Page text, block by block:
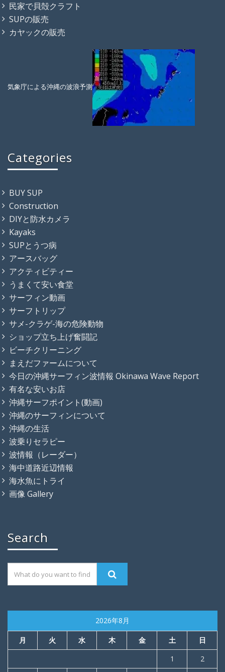
民家で貝殻クラフト
SUPの販売
カヤックの販売
気象庁による沖縄の波浪予測
Categories
BUY SUP
Construction
DIYと防水カメラ
Kayaks
SUPとうつ病
アースバッグ
アクティビティー
うまくて安い食堂
サーフィン動画
サーフトリップ
サメ-クラゲ-海の危険動物
ショップ立ち上げ奮闘記
ビーチクリーニング
まえだファームについて
今日の沖縄サーフィン波情報 Okinawa Wave Report
有名な安いお店
沖縄サーフポイント(動画)
沖縄のサーフィンについて
沖縄の生活
波乗りセラピー
波情報（レーダー）
海中道路近辺情報
海水魚にトライ
画像 Gallery
Search
2026年8月
月 火 水 木 金 土
日
1
2